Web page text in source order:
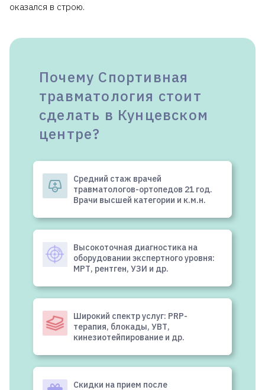
оказался в строю.
Почему Спортивная
травматология стоит
сделать в Кунцевском
центре?
Средний стаж врачей
травматологов-ортопедов 21 год.
Врачи высшей категории и к.м.н.
Высокоточная диагностика на
оборудовании экспертного уровня:
МРТ, рентген, УЗИ и др.
Широкий спектр услуг: PRP-
терапия, блокады, УВТ,
кинезиотейпирование и др.
Скидки на прием после